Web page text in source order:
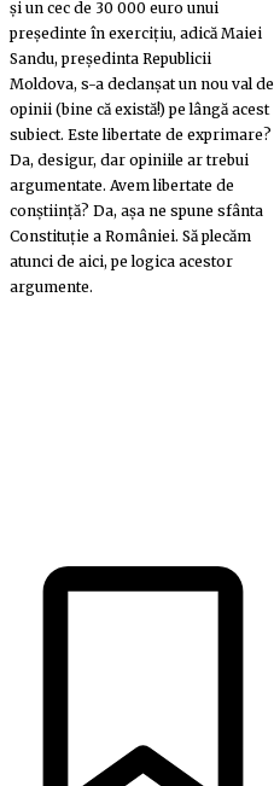
și un cec de 30 000 euro unui
președinte în exercițiu, adică Maiei
Sandu, președinta Republicii
Moldova, s-a declanșat un nou val de
opinii (bine că există!) pe lângă acest
subiect. Este libertate de exprimare?
Da, desigur, dar opiniile ar trebui
argumentate. Avem libertate de
conștiință? Da, așa ne spune sfânta
Constituție a României. Să plecăm
atunci de aici, pe logica acestor
argumente.